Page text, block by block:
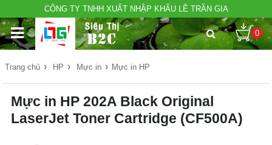
CÔNG TY TNHH XUẤT NHẬP KHẨU LÊ TRẦN GIA
0
Trang chủ › HP › Mực in › Mực in HP
Mực in HP 202A Black Original
LaserJet Toner Cartridge (CF500A)